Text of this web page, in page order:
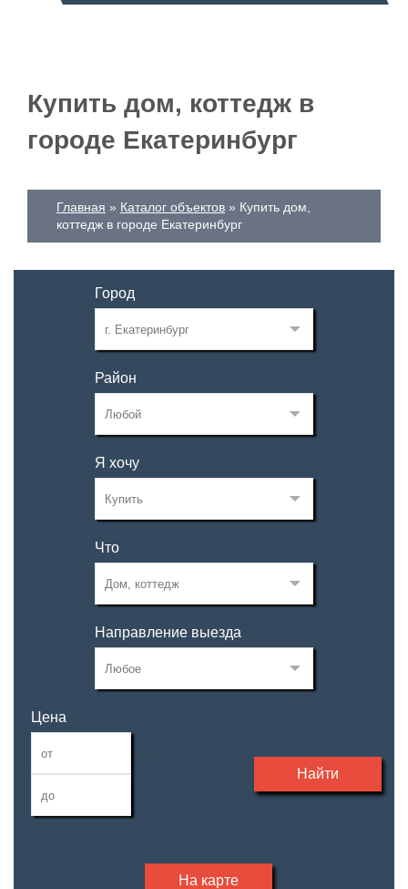
Купить дом, коттедж в
городе Екатеринбург
Главная Каталог объектов
Купить дом,
коттедж в городе Екатеринбург
Город
Район
Я хочу
Что
Направление выезда
Цена
—
Найти
На карте